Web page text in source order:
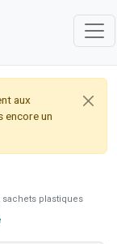
aux
encore un
plastiques